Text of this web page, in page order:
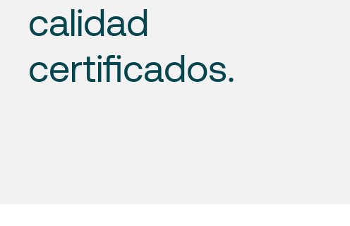
calidad
certificados.